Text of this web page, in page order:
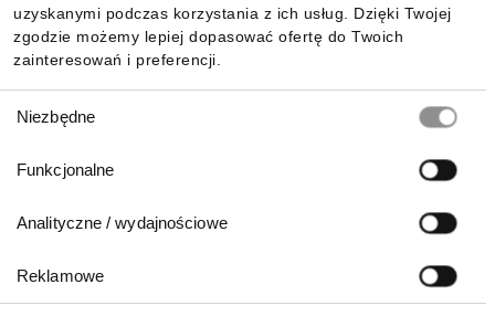
uzyskanymi podczas korzystania z ich usług. Dzięki Twojej
zgodzie możemy lepiej dopasować ofertę do Twoich
zainteresowań i preferencji.
zgody
Niezbędne
Funkcjonalne
Analityczne / wydajnościowe
Reklamowe